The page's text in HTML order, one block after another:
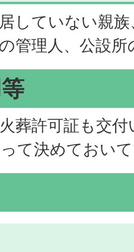
していない親
管理人、公設所
葬許可証も交
て決めておい